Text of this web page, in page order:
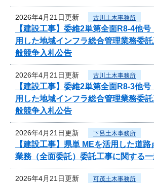
2026年4月21日更新 古川土木事務所
【建設工事】委維2単第全面R8-4
用した地域インフラ総合管理業務委
般競争入札公告
2026年4月21日更新 古川土木事務所
【建設工事】委維2単第全面R8-3
用した地域インフラ総合管理業務委
般競争入札公告
2026年4月21日更新 下呂土木事務所
【建設工事】県単 MEを活用した道
業務（全面委託）委託工事に関する
2026年4月21日更新 可茂土木事務所